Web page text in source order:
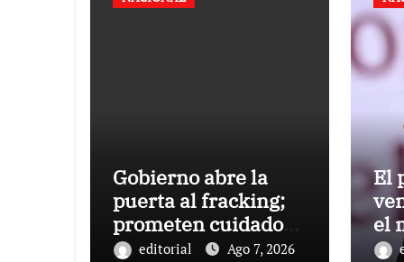
Gobierno abre la
puerta al fracking;
prometen cuidado
del agua y consultas
editorial Ago 7, 2026
El
el